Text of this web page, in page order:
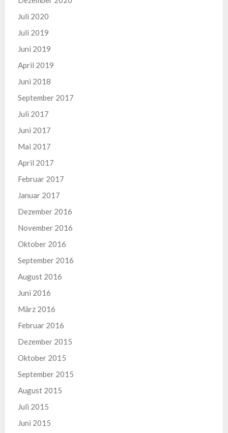
Juli 2020
Juli 2019
Juni 2019
April 2019
Juni 2018
September 2017
Juli 2017
Juni 2017
Mai 2017
April 2017
Februar 2017
Januar 2017
Dezember 2016
November 2016
Oktober 2016
September 2016
August 2016
Juni 2016
März 2016
Februar 2016
Dezember 2015
Oktober 2015
September 2015
August 2015
Juli 2015
Juni 2015